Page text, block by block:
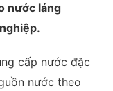
nước láng
cấp nước đặc
nước theo